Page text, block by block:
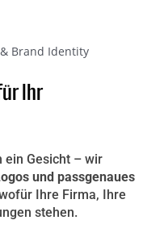
Brand Identity
Ihr
ein Gesicht – wir
und passgenaues
Ihre Firma, Ihre
stehen.